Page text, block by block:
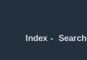
Index Search